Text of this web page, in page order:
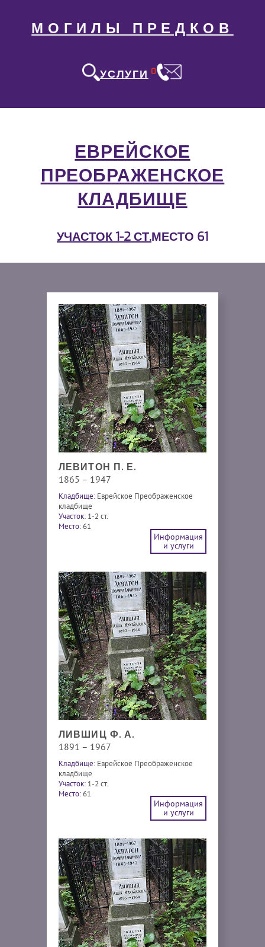
МОГИЛЫ ПРЕДКОВ
УСЛУГИ 0
ЕВРЕЙСКОЕ
ПРЕОБРАЖЕНСКОЕ
КЛАДБИЩЕ
УЧАСТОК 1-2 СТ.МЕСТО 61
ЛЕВИТОН П. Е.
1865 – 1947
Кладбище: Еврейское Преображенское
кладбище
Участок: 1-2 ст.
Место:61
Информация
и услуги
ЛИВШИЦ Ф. А.
1891 – 1967
Кладбище: Еврейское Преображенское
кладбище
Участок: 1-2 ст.
Место:61
Информация
и услуги